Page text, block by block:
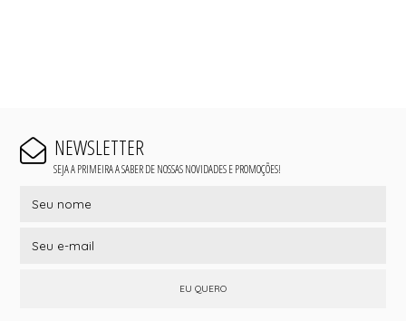
NEWSLETTER
SEJA A PRIMEIRA A SABER DE NOSSAS NOVIDADES E PROMOÇÕES!
EU QUERO